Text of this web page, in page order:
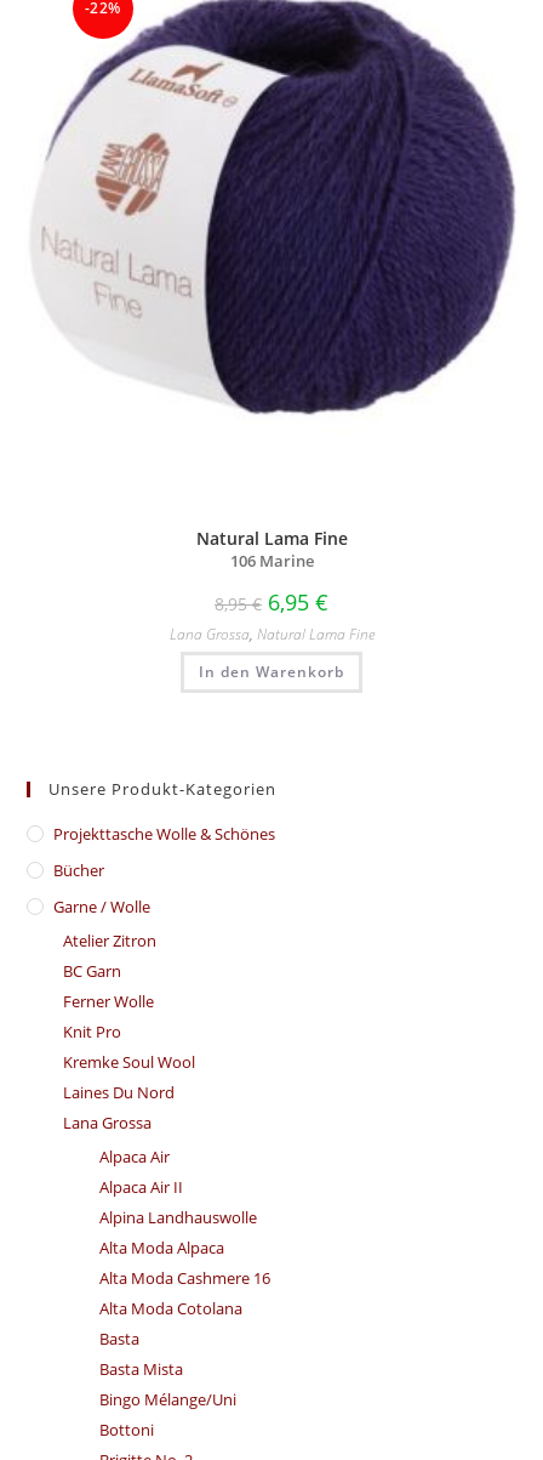
-22%
Natural Lama Fine
106 Marine
8,95€ 6,95 €
Lana Grossa, Natural Lama Fine
In den Warenkorb
Unsere Produkt-Kategorien
​Projekttasche Wolle & Schönes
Bücher
Garne / Wolle
Atelier Zitron
BC Garn
Ferner Wolle
Knit Pro
Kremke Soul Wool
Laines Du Nord
Lana Grossa
Alpaca Air
Alpaca Air II
Alpina Landhauswolle
Alta Moda Alpaca
Alta Moda Cashmere 16
Alta Moda Cotolana
Basta
Basta Mista
Bingo Mélange/​Uni
Bottoni